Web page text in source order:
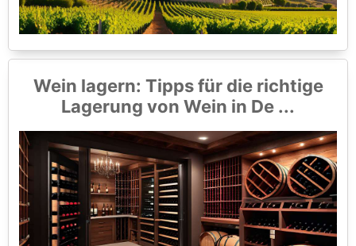
Wein lagern: Tipps für die richtige
Lagerung von Wein in De ...